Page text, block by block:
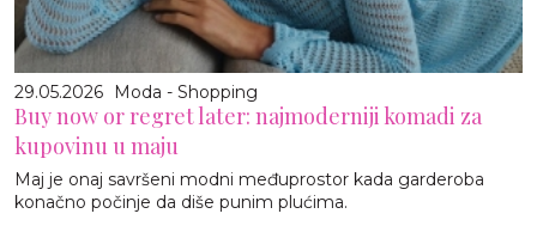
29.05.2026 Moda - Shopping
Buy now or regret later: najmoderniji komadi za
kupovinu u maju
Maj je onaj savršeni modni međuprostor kada garderoba
konačno počinje da diše punim plućima.